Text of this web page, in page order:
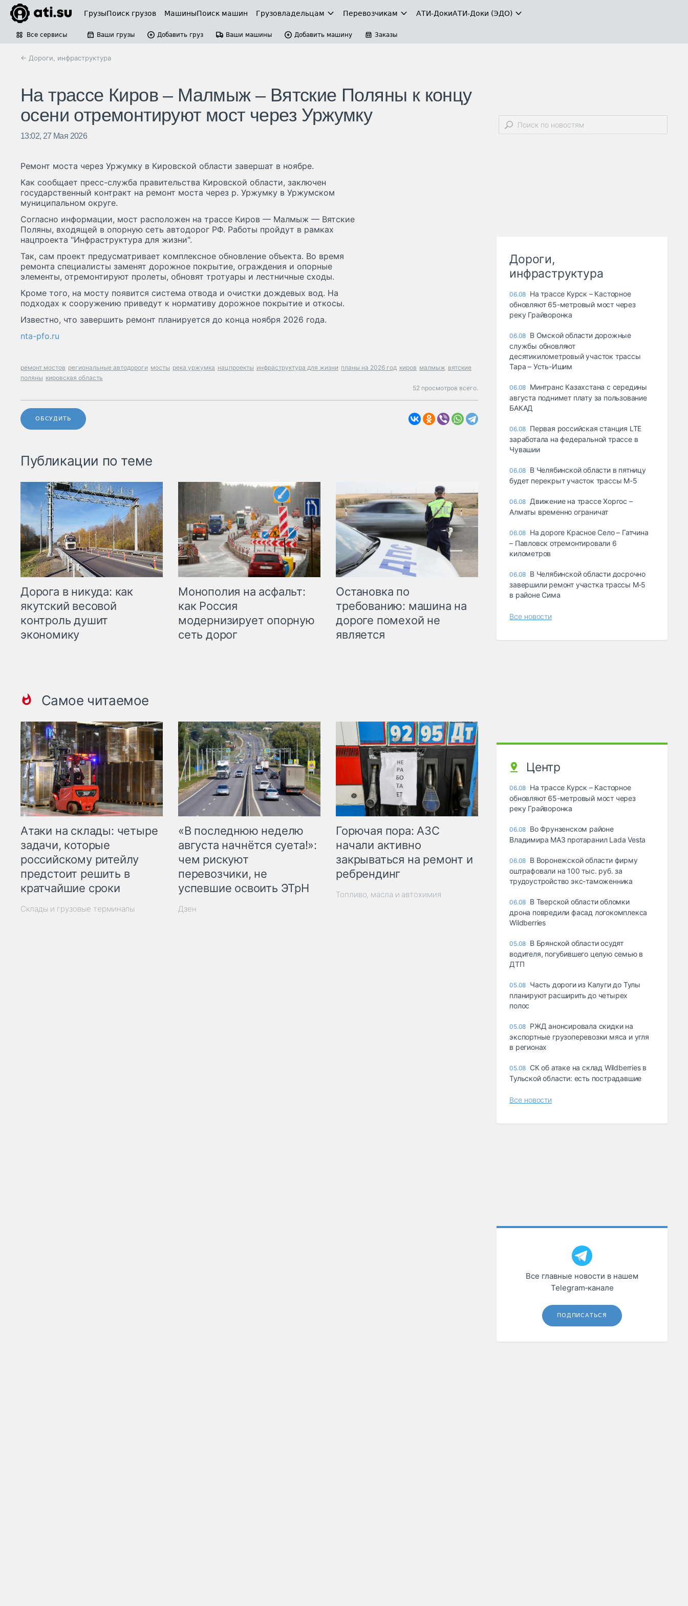
ГрузыПоиск грузов МашиныПоиск машин Грузовладельцам Перевозчикам АТИ-ДокиАТИ-Доки (ЭДО)
Все сервисы Ваши грузы Добавить груз Ваши машины Добавить машину Заказы
← Дороги, инфраструктура
На трассе Киров – Малмыж – Вятские Поляны к концу
осени отремонтируют мост через Уржумку
13:02, 27 Мая 2026
Ремонт моста через Уржумку в Кировской области завершат в ноябре.
Как сообщает пресс-служба правительства Кировской области, заключен
государственный контракт на ремонт моста через р. Уржумку в Уржумском
муниципальном округе.
Согласно информации, мост расположен на трассе Киров — Малмыж — Вятские
Поляны, входящей в опорную сеть автодорог РФ. Работы пройдут в рамках
нацпроекта "Инфраструктура для жизни".
Так, сам проект предусматривает комплексное обновление объекта. Во время
ремонта специалисты заменят дорожное покрытие, ограждения и опорные
элементы, отремонтируют пролеты, обновят тротуары и лестничные сходы.
Кроме того, на мосту появится система отвода и очистки дождевых вод. На
подходах к сооружению приведут к нормативу дорожное покрытие и откосы.
Известно, что завершить ремонт планируется до конца ноября 2026 года.
nta-pfo.ru
ремонт мостов региональные автодороги мосты река уржумка нацпроекты инфраструктура для жизни планы на 2026 год киров малмыж вятские
поляны кировская область
52 просмотров всего.
ОБСУДИТЬ
Публикации по теме
Дорога в никуда: как
якутский весовой
контроль душит
экономику
Монополия на асфальт:
как Россия
модернизирует опорную
сеть дорог
Остановка по
требованию: машина на
дороге помехой не
является
Самое читаемое
Атаки на склады: четыре
задачи, которые
российскому ритейлу
предстоит решить в
кратчайшие сроки
Склады и грузовые терминалы
«В последнюю неделю
августа начнётся суета!»:
чем рискуют
перевозчики, не
успевшие освоить ЭТрН
Дзен
Горючая пора: АЗС
начали активно
закрываться на ремонт и
ребрендинг
Топливо, масла и автохимия
Дороги,
инфраструктура
06.08 На трассе Курск – Касторное
обновляют 65-метровый мост через
реку Грайворонка
06.08 В Омской области дорожные
службы обновляют
десятикилометровый участок трассы
Тара – Усть-Ишим
06.08 Минтранс Казахстана с середины
августа поднимет плату за пользование
БАКАД
06.08 Первая российская станция LTE
заработала на федеральной трассе в
Чувашии
06.08 В Челябинской области в пятницу
будет перекрыт участок трассы М-5
06.08 Движение на трассе Хоргос –
Алматы временно ограничат
06.08 На дороге Красное Село – Гатчина
– Павловск отремонтировали 6
километров
06.08 В Челябинской области досрочно
завершили ремонт участка трассы М‑5
в районе Сима
Все новости
Центр
06.08 На трассе Курск – Касторное
обновляют 65-метровый мост через
реку Грайворонка
06.08 Во Фрунзенском районе
Владимира МАЗ протаранил Lada Vesta
06.08 В Воронежской области фирму
оштрафовали на 100 тыс. руб. за
трудоустройство экс-таможенника
06.08 В Тверской области обломки
дрона повредили фасад логокомплекса
Wildberries
05.08 В Брянской области осудят
водителя, погубившего целую семью в
ДТП
05.08 Часть дороги из Калуги до Тулы
планируют расширить до четырех
полос
05.08 РЖД анонсировала скидки на
экспортные грузоперевозки мяса и угля
в регионах
05.08 СК об атаке на склад Wildberries в
Тульской области: есть пострадавшие
Все новости
Все главные новости в нашем
Telegram‑канале
ПОДПИСАТЬСЯ